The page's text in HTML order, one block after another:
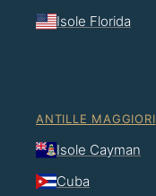
Isole Florida
ANTILLE MAGGIORI
Isole Cayman
Cuba